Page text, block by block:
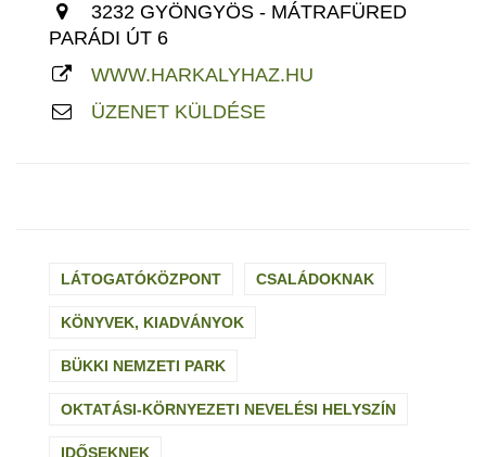
3232 GYÖNGYÖS - MÁTRAFÜRED
PARÁDI ÚT 6
WWW.HARKALYHAZ.HU
ÜZENET KÜLDÉSE
LÁTOGATÓKÖZPONT CSALÁDOKNAK
KÖNYVEK, KIADVÁNYOK
BÜKKI NEMZETI PARK
OKTATÁSI-KÖRNYEZETI NEVELÉSI HELYSZÍN
IDŐSEKNEK